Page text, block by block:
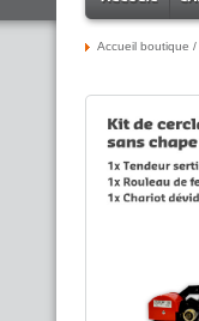
Accueil boutique /